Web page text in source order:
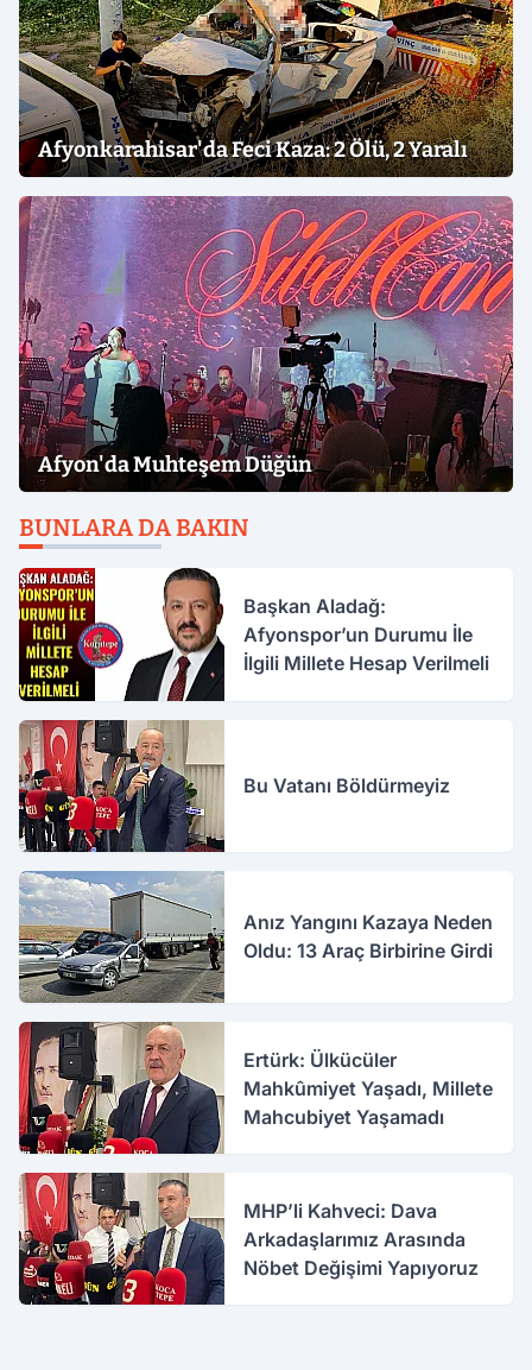
Afyonkarahisar'da Feci Kaza: 2 Ölü, 2 Yaralı
Afyon'da Muhteşem Düğün
BUNLARA DA BAKIN
Başkan Aladağ:
Afyonspor’un Durumu İle
İlgili Millete Hesap Verilmeli
Bu Vatanı Böldürmeyiz
Anız Yangını Kazaya Neden
Oldu: 13 Araç Birbirine Girdi
Ertürk: Ülkücüler
Mahkûmiyet Yaşadı, Millete
Mahcubiyet Yaşamadı
MHP’li Kahveci: Dava
Arkadaşlarımız Arasında
Nöbet Değişimi Yapıyoruz